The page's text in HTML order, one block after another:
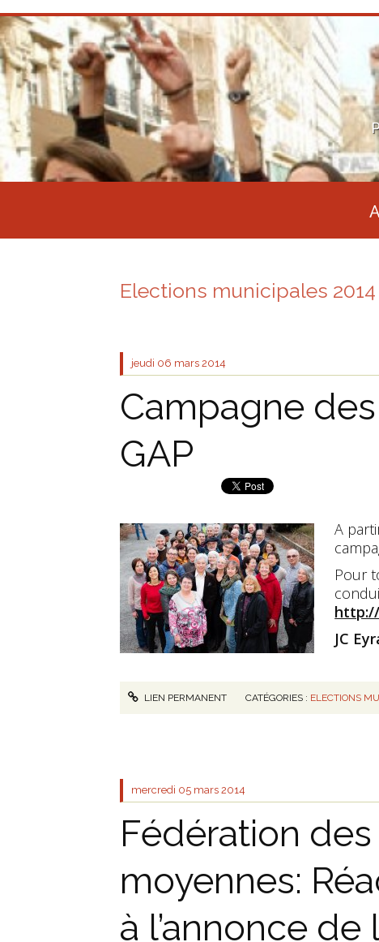
Elections municipales
jeudi 06 mars 2014
Campagne
GAP
A
Pour
JC
LIEN PERMANENT CATÉGORIES : ELECTIONS
mercredi 05 mars 2014
Fédération
moyennes:
à l’annonce